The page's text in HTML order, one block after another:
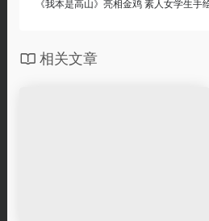
《我本是高山》亮相金鸡 素人女学生手
相关文章